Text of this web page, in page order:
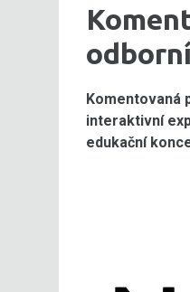
Komentovaná
interaktivní
edukační